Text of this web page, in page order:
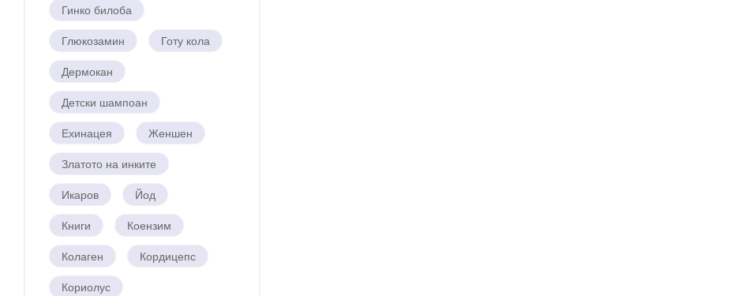
Гинко билоба
Глюкозамин
Готу кола
Дермокан
Детски шампоан
Ехинацея
Женшен
Златото на инките
Икаров
Йод
Книги
Коензим
Колаген
Кордицепс
Кориолус